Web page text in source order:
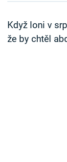
Když loni v
že by chtěl